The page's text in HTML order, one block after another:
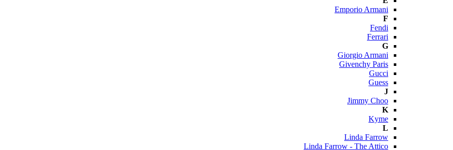
Emporio Armani
F
Fendi
Ferrari
G
Giorgio Armani
Givenchy Paris
Gucci
Guess
J
Jimmy Choo
K
Kyme
L
Linda Farrow
Linda Farrow - The Attico